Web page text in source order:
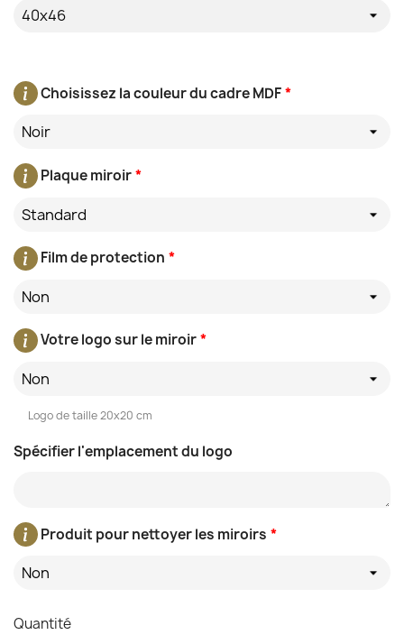
*
Choisissez la couleur du cadre MDF
Noir
*
Plaque miroir
Standard
*
Film de protection
Non
*
Votre logo sur le miroir
Non
Logo de taille 20x20 cm
Spécifier l'emplacement du logo
*
Produit pour nettoyer les miroirs
Non
Quantité